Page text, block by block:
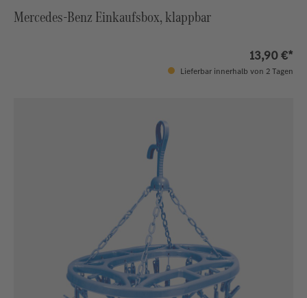
Mercedes-Benz Einkaufsbox, klappbar
13,90 €*
Lieferbar innerhalb von 2 Tagen